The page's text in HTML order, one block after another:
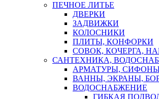
ПЕЧНОЕ ЛИТЬЕ
ДВЕРКИ
ЗАДВИЖКИ
КОЛОСНИКИ
ПЛИТЫ, КОНФОРКИ
СОВОК, КОЧЕРГА,
САНТЕХНИКА,
АРМАТУРЫ,
ВАННЫ, ЭКРАНЫ,
ВОДОСНАБЖЕНИЕ
ГИБКАЯ